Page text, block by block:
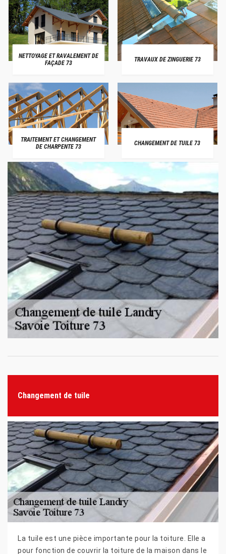
NETTOYAGE ET RAVALEMENT DE
FAÇADE 73
TRAVAUX DE ZINGUERIE 73
TRAITEMENT ET CHANGEMENT
DE CHARPENTE 73
CHANGEMENT DE TUILE 73
Changement de tuile
La tuile est une pièce importante pour la toiture. Elle a
pour fonction de couvrir la toiture de la maison dans le